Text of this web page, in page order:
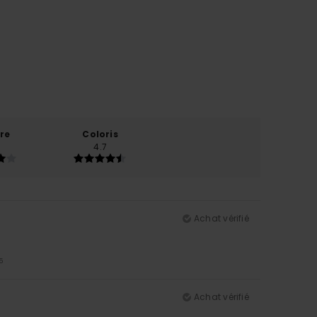
Coloris
4.7
Achat vérifié
Achat vérifié